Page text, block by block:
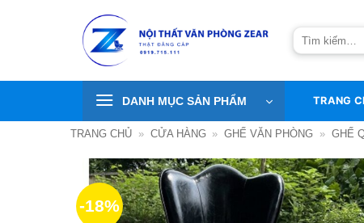
Tìm
kiếm:
DANH MỤC SẢN PHẨM TRANG
TRANG CHỦ » CỬA HÀNG » GHẾ VĂN PHÒNG » GHẾ
-18%